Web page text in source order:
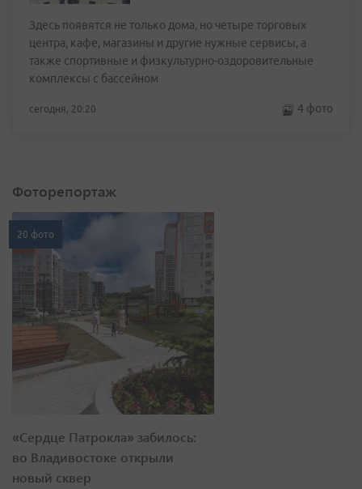
Здесь появятся не только дома, но четыре торговых
центра, кафе, магазины и другие нужные сервисы, а
также спортивные и физкультурно-оздоровительные
комплексы с бассейном
сегодня, 20:20 4 фото
Фоторепортаж
20 фото
«Сердце Патрокла» забилось:
во Владивостоке открыли
новый сквер